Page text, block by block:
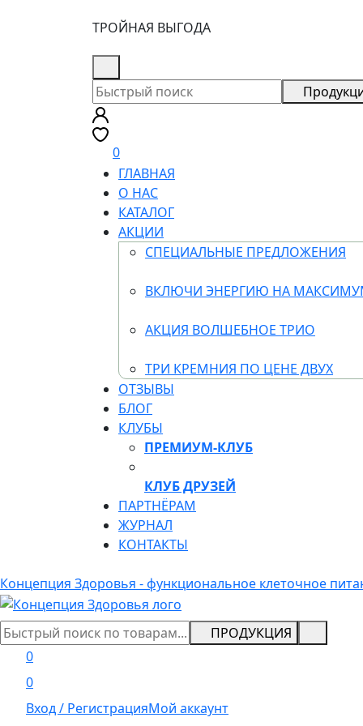
ТРОЙНАЯ ВЫГОДА
0
ГЛАВНАЯ
О НАС
КАТАЛОГ
АКЦИИ
СПЕЦИАЛЬНЫЕ ПРЕДЛОЖЕНИЯ
ВКЛЮЧИ ЭНЕРГИЮ НА
АКЦИЯ ВОЛШЕБНОЕ ТРИО
ТРИ КРЕМНИЯ ПО ЦЕНЕ ДВУХ
ОТЗЫВЫ
БЛОГ
КЛУБЫ
ПРЕМИУМ-КЛУБ
КЛУБ ДРУЗЕЙ
ПАРТНЁРАМ
ЖУРНАЛ
КОНТАКТЫ
Концепция Здоровья - функциональное клеточное
ПРОДУКЦИЯ
0
0
Вход / РегистрацияМой аккаунт